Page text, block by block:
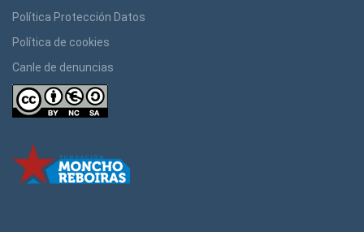
Política Protección Datos
Política de cookies
Canle de denuncias